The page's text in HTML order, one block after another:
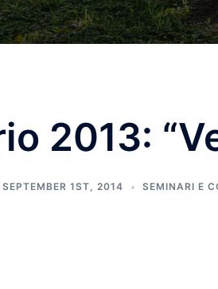
2013:
1ST, 2014 SEMINARI E